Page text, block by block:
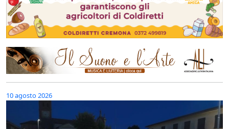
10 agosto 2026